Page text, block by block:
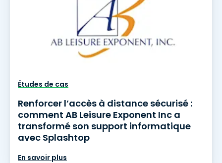
Études de cas
Renforcer l’accès à distance sécurisé :
comment AB Leisure Exponent Inc a
transformé son support informatique
avec Splashtop
En savoir plus